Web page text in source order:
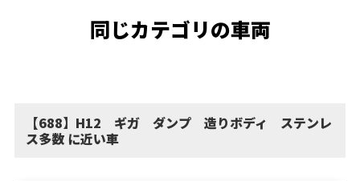
同じカテゴリの車両
【688】H12 ギガ ダンプ 造りボディ ステンレ
ス多数 に近い車